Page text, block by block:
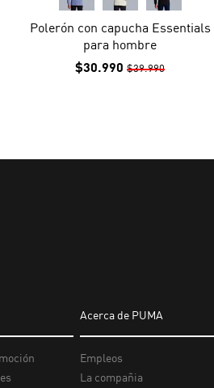
Polerón con capucha Essentials
para hombre
$30.990 $39.990